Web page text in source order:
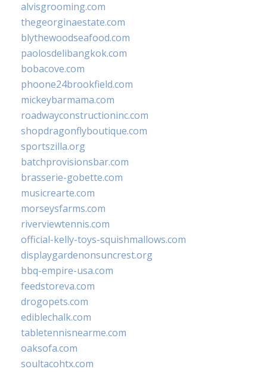
alvisgrooming.com
thegeorginaestate.com
blythewoodseafood.com
paolosdelibangkok.com
bobacove.com
phoone24brookfield.com
mickeybarmama.com
roadwayconstructioninc.com
shopdragonflyboutique.com
sportszilla.org
batchprovisionsbar.com
brasserie-gobette.com
musicrearte.com
morseysfarms.com
riverviewtennis.com
official-kelly-toys-squishmallows.com
displaygardenonsuncrest.org
bbq-empire-usa.com
feedstoreva.com
drogopets.com
ediblechalk.com
tabletennisnearme.com
oaksofa.com
soultacohtx.com